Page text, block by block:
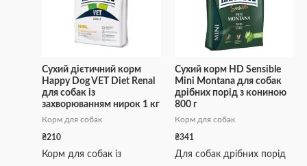
Сухий дієтичний корм
Happy Dog VET Diet Renal
для собак із
захворюванням нирок 1 кг
Корм для собак
₴210
Корм для собак із
Сухий корм HD Sensible
Mini Montana для собак
дрібних порід з кониною
800 г
Корм для собак
₴341
Для собак дрібних порід